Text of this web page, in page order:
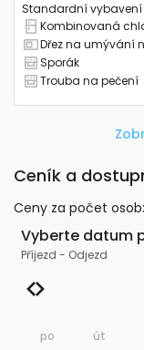
Standardní vybavení
Má kombinovanou
Kombinovaná
Má kuchyňský dřez
Dřez na umývání
Má sporák
Sporák
Má troubu na pečení
Trouba na pečení
Ceník a
Ceny za počet osob:
Vyberte datum
Příjezd - Odjezd
po út